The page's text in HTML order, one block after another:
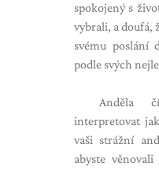
spokojený s
vybrali, a doufá,
svému poslání
podle svých
Anděla
interpretovat
vaši strážní
abyste